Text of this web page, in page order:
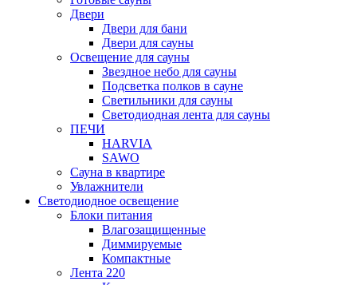
Двери
Двери для бани
Двери для сауны
Освещение для сауны
Звездное небо для сауны
Подсветка полков в сауне
Светильники для сауны
Светодиодная лента для сауны
ПЕЧИ
HARVIA
SAWO
Сауна в квартире
Увлажнители
Светодиодное освещение
Блоки питания
Влагозащищенные
Диммируемые
Компактные
Лента 220